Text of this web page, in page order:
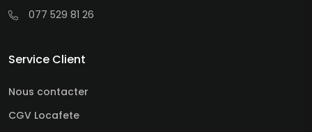
077 529 81 26
Service Client
Nous contacter
CGV Locafete